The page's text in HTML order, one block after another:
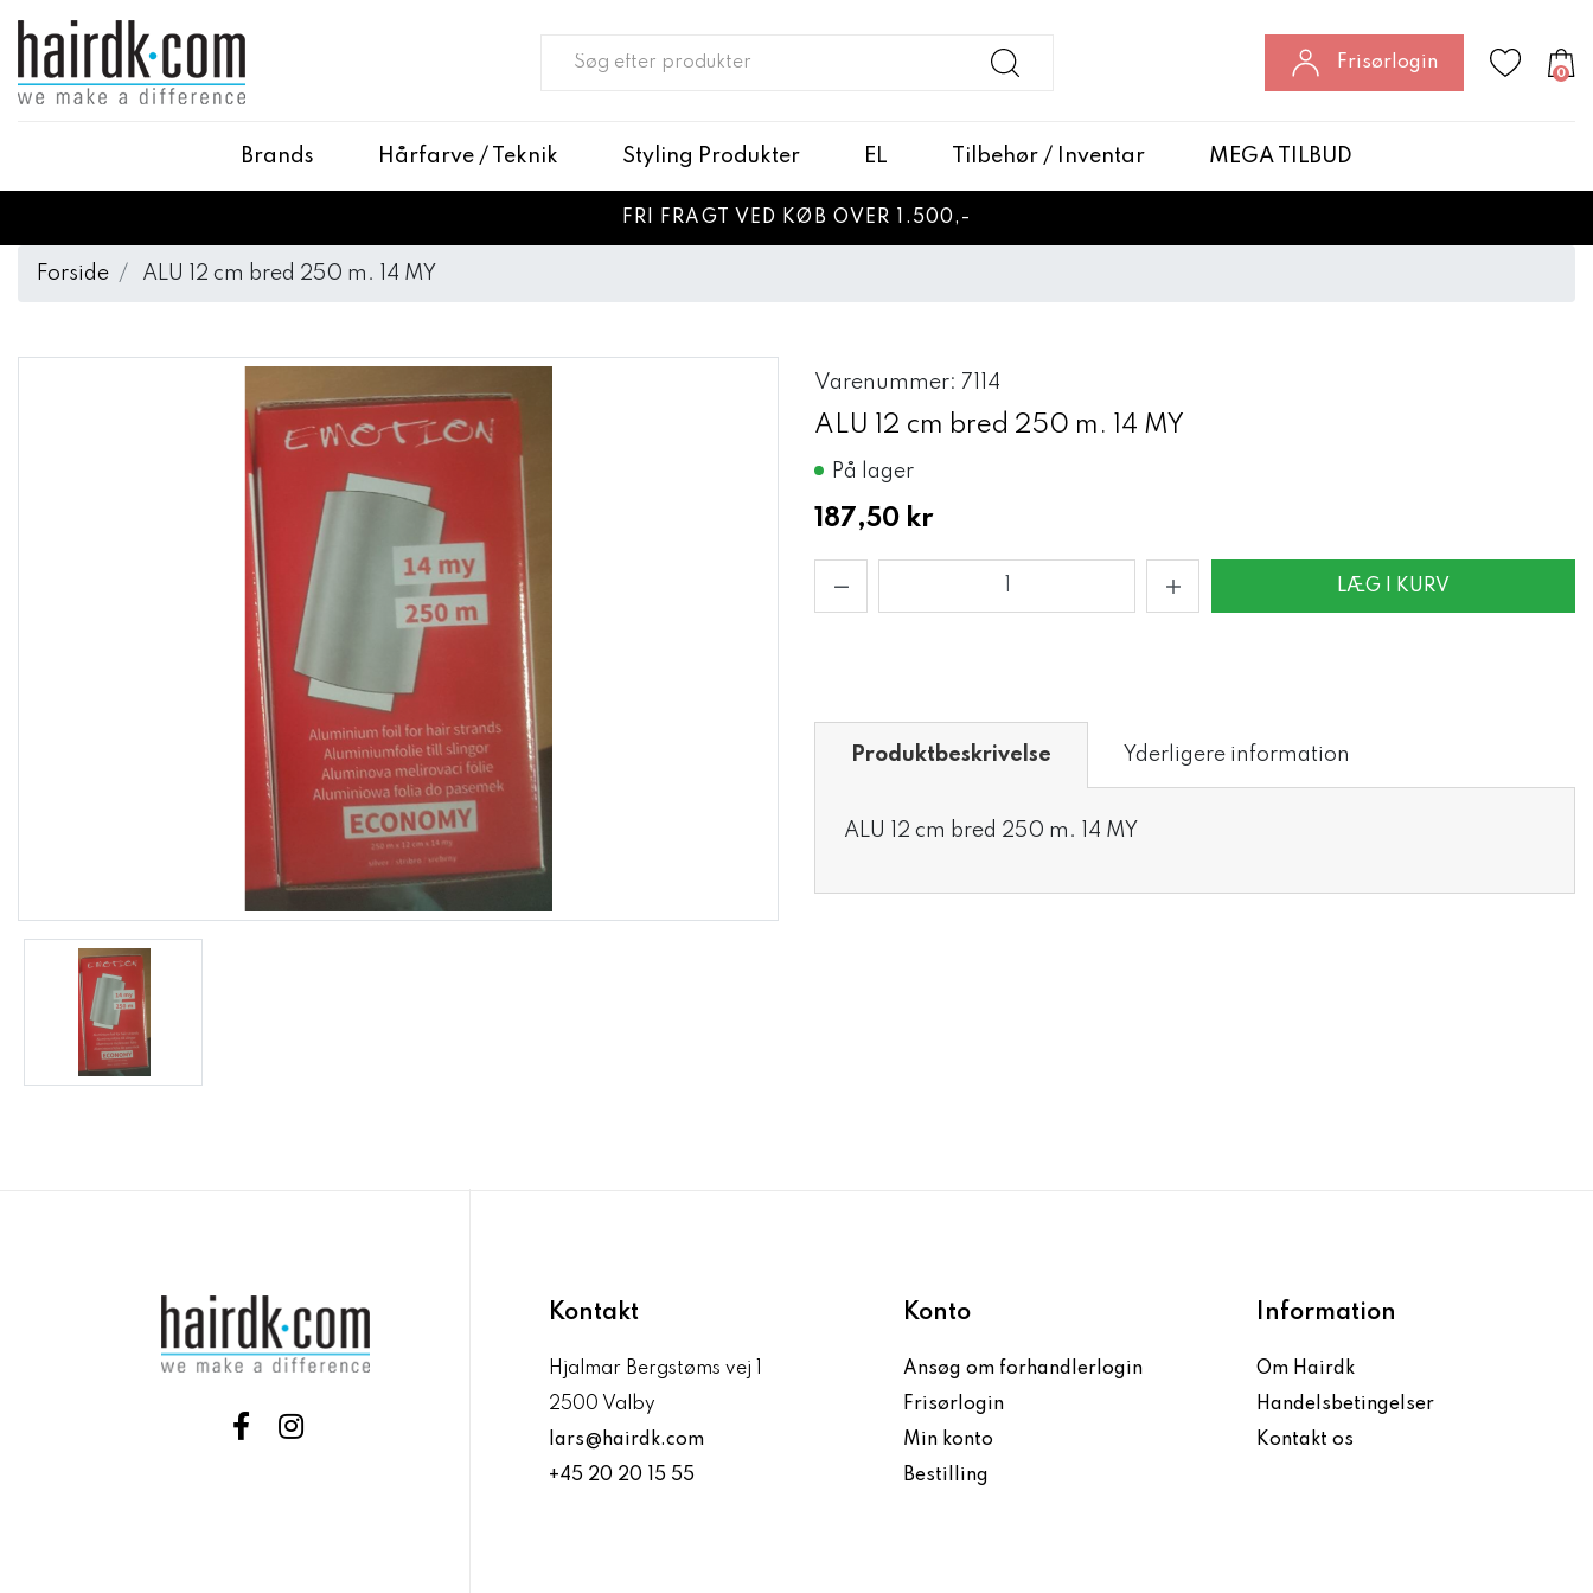
Frisørlogin
0
Brands Hårfarve / Teknik Styling Produkter EL Tilbehør / Inventar MEGA TILBUD
FRI FRAGT VED KØB OVER 1.500,-
Forside ALU 12 cm bred 250 m. 14 MY
Varenummer: 7114
ALU 12 cm bred 250 m. 14 MY
På lager
187,50 kr
LÆG I KURV
Produktbeskrivelse Yderligere information
ALU 12 cm bred 250 m. 14 MY
Kontakt
Hjalmar Bergstøms vej 1
2500 Valby
lars@hairdk.com
+45 20 20 15 55
Konto
Ansøg om forhandlerlogin
Frisørlogin
Min konto
Bestilling
Information
Om Hairdk
Handelsbetingelser
Kontakt os